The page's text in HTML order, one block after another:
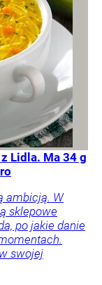
Lidla. Ma 34 g
ambicją. W
sklepowe
po jakie danie
swojej